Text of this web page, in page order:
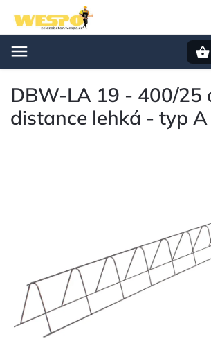
DBW-LA 19 - 400/25
distance lehká - typ A